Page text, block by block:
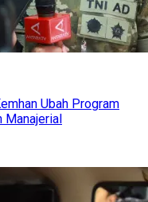
Ubah Program
Manajerial